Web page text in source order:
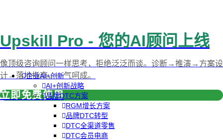
企业AI+创新
AI+创新战略
品牌DTC方案
RGM增长方案
品牌DTC转型
DTC全渠道零售
DTC会员电商
Upskill Pro - 您的AI顾问上线
像顶级咨询顾问一样思考，拒绝泛泛而谈。诊断→推演→方案设
计→落地指南，一气呵成。
立即免费使用